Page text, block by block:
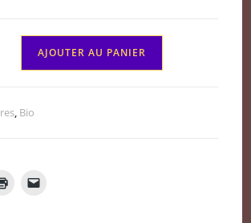
AJOUTER AU PANIER
Bio